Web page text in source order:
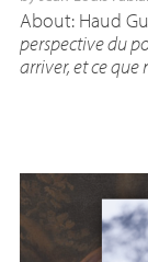
About: Haud
perspective du
arriver, et ce